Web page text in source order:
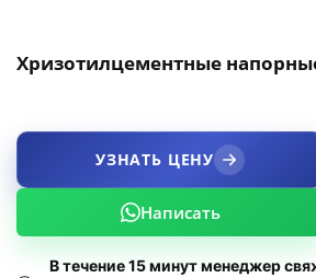
Хризотилцементные
УЗНАТЬ ЦЕНУ
Написать
В течение 15 минут менеджер